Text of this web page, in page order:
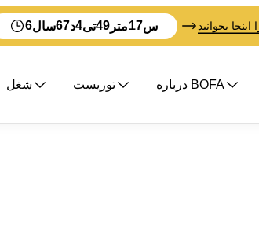
6سال67د4تی49 متر16س بخوانید
شغل توریست درباره BOFA